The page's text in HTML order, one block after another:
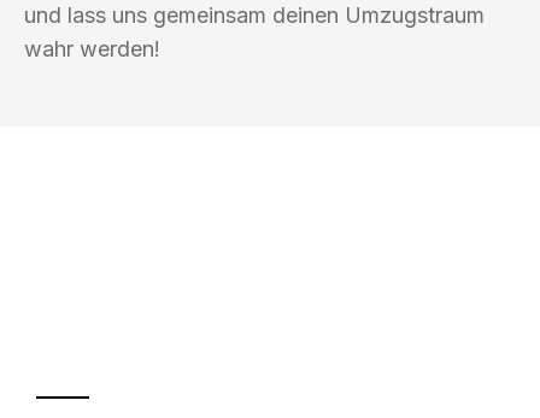
und lass uns gemeinsam deinen Umzugstraum
wahr werden!